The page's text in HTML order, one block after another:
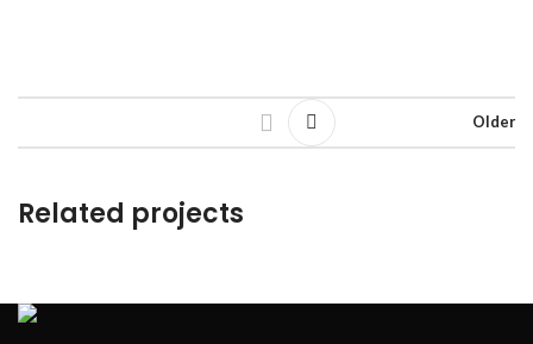
Older
Related projects
Leo uteu ullamcorper